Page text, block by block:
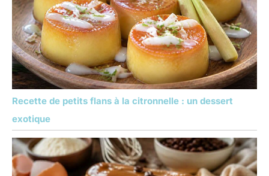
Recette de petits flans à la citronnelle : un dessert
exotique